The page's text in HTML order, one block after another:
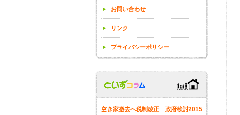
お問い合わせ
リンク
プライバシーポリシー
空き家撤去へ税制改正 政府検討2015